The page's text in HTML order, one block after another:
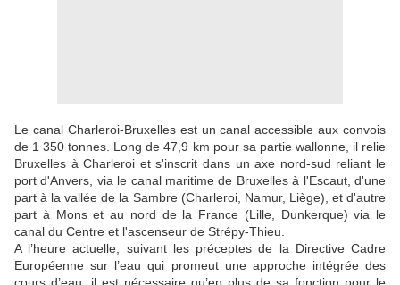
Le canal Charleroi-Bruxelles est un canal accessible aux convois
de 1 350 tonnes. Long de 47,9 km pour sa partie wallonne, il relie
Bruxelles à Charleroi et s'inscrit dans un axe nord-sud reliant le
port d'Anvers, via le canal maritime de Bruxelles à l'Escaut, d'une
part à la vallée de la Sambre (Charleroi, Namur, Liège), et d'autre
part à Mons et au nord de la France (Lille, Dunkerque) via le
canal du Centre et l'ascenseur de Strépy-Thieu.
A l’heure actuelle, suivant les préceptes de la Directive Cadre
Européenne sur l’eau qui promeut une approche intégrée des